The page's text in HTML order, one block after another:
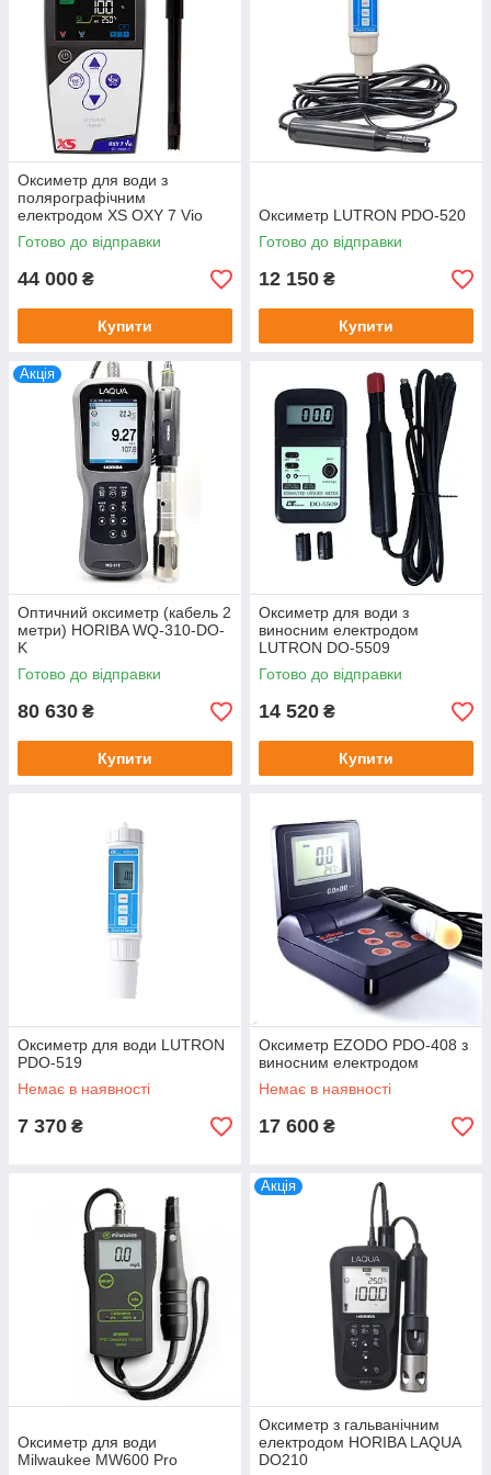
Наш інтернет магазин пропонує широкий асортимент,
конкурентоспроможні ціни, гарантійне і післягарантійне
обслуговування оксиметрів на базі власного сервіс-центру.
Наші менеджери надають професійну консультацію стосовно
продукції та її використання і допоможуть підібрати
найкращий оксиметр саме в інтернет-магазині
Оксиметр для води з
полярографічним
електродом XS OXY 7 Vio
(кабель 3 м)
Готово до відправки
44 000 ₴
Купити
Оксиметр LUTRON PDO-520
Готово до відправки
12 150 ₴
Купити
Акція
Оптичний оксиметр (кабель 2
метри) HORIBA WQ-310-DO-
K
Готово до відправки
80 630 ₴
Купити
Оксиметр для води з
виносним електродом
LUTRON DO-5509
Готово до відправки
14 520 ₴
Купити
Оксиметр для води LUTRON
PDO-519
Немає в наявності
7 370 ₴
Оксиметр EZODO PDO-408 з
виносним електродом
Немає в наявності
17 600 ₴
Оксиметр для води
Milwaukee MW600 Pro
Акція
Оксиметр з гальванічним
електродом HORIBA LAQUA
DO210